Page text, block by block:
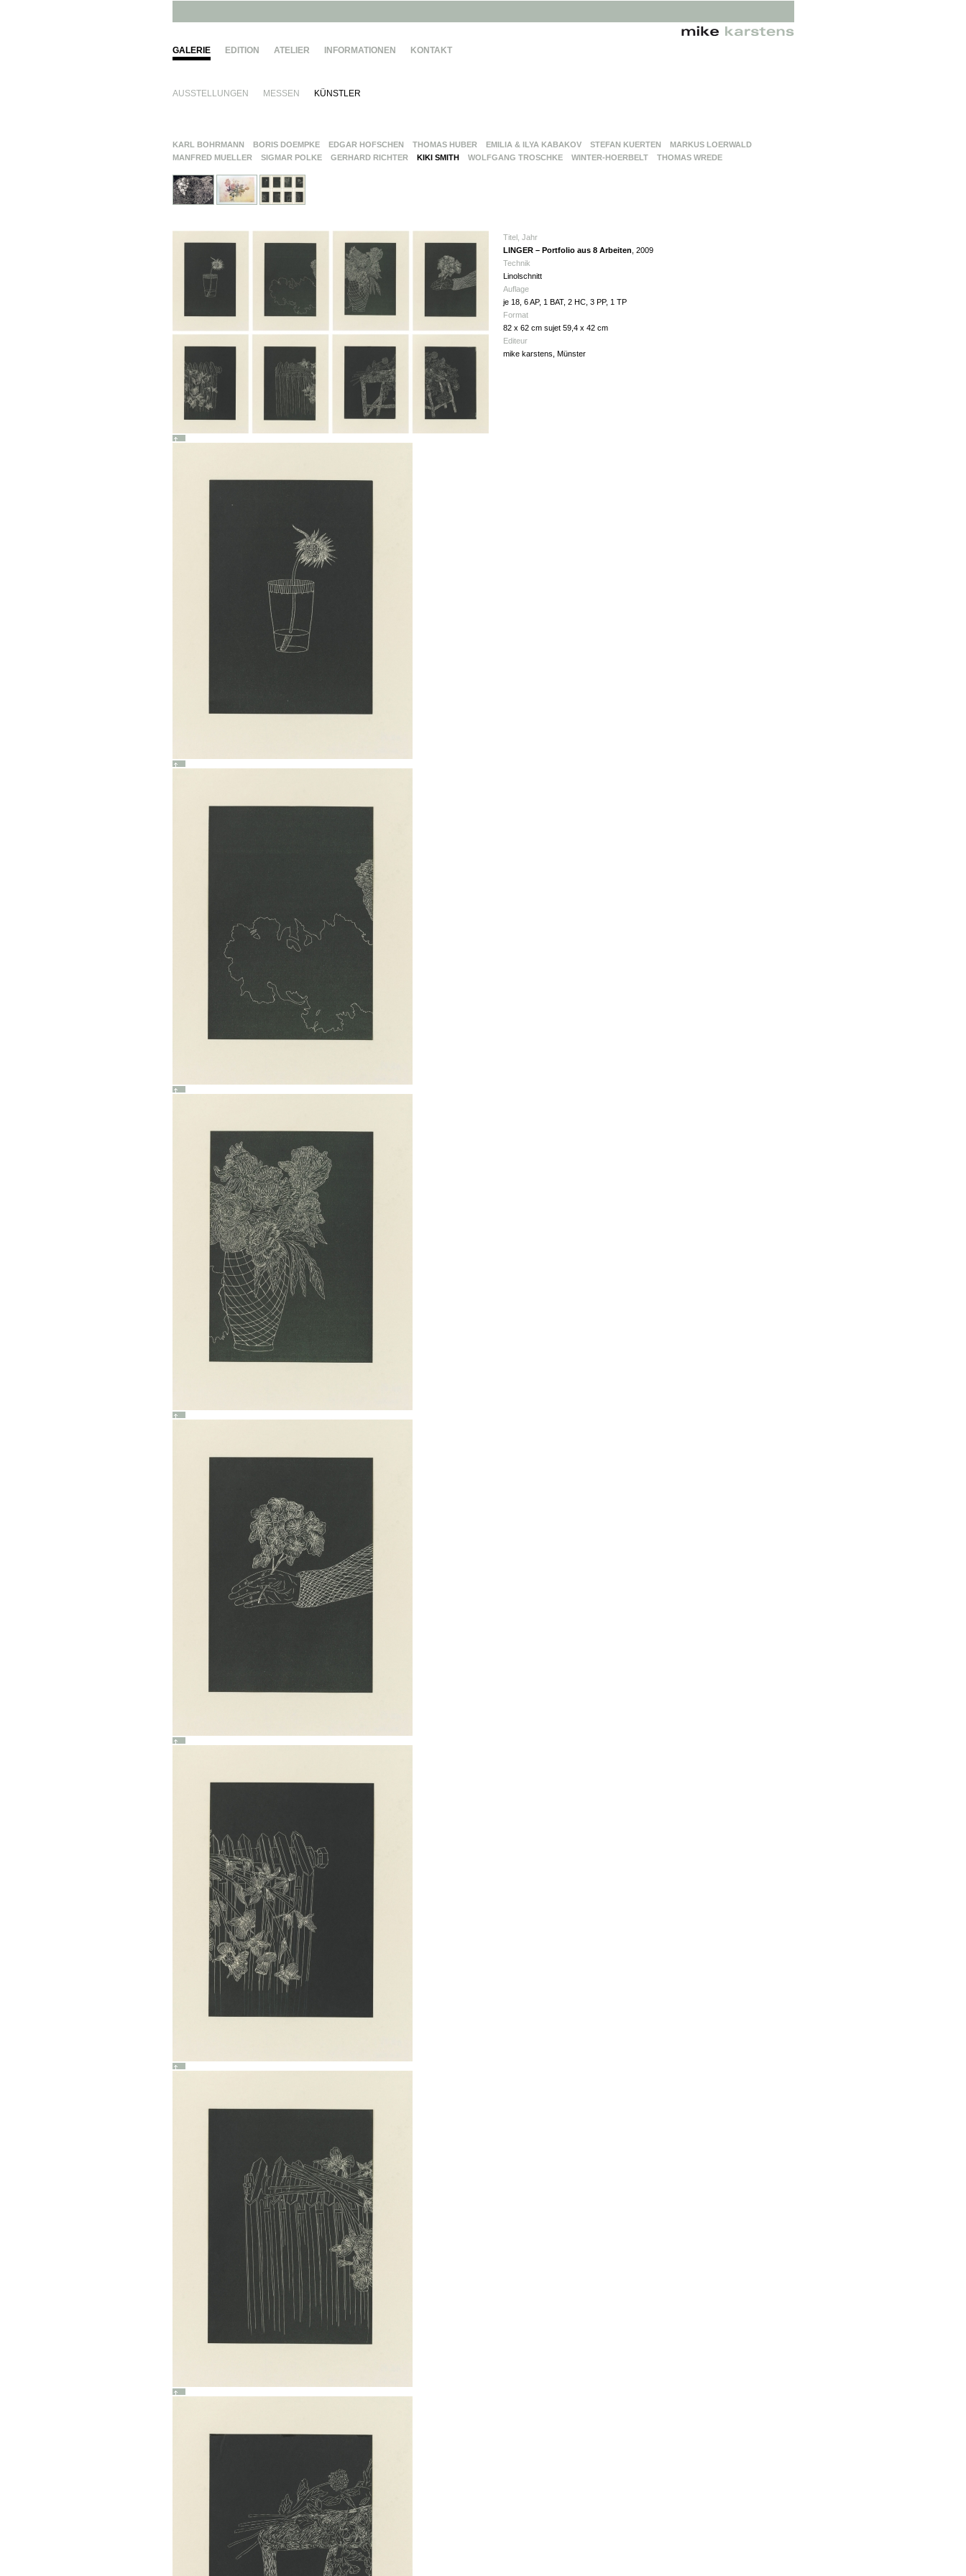
GALERIE EDITION ATELIER INFORMATIONEN KONTAKT
AUSSTELLUNGEN MESSEN KÜNSTLER
KARL BOHRMANN BORIS DOEMPKE EDGAR HOFSCHEN THOMAS HUBER EMILIA & ILYA KABAKOV STEFAN KUERTEN
MARKUS LOERWALD
MANFRED MUELLER
SIGMAR POLKE GERHARD RICHTER KIKI SMITH WOLFGANG TROSCHKE WINTER-HOERBELT THOMAS WREDE
Titel, Jahr
LINGER – Portfolio aus 8 Arbeiten , 2009
Technik
Linolschnitt
Auflage
je 18, 6 AP, 1 BAT, 2 HC, 3 PP, 1 TP
Format
82 x 62 cm sujet 59,4 x 42 cm
Editeur
mike karstens, Münster